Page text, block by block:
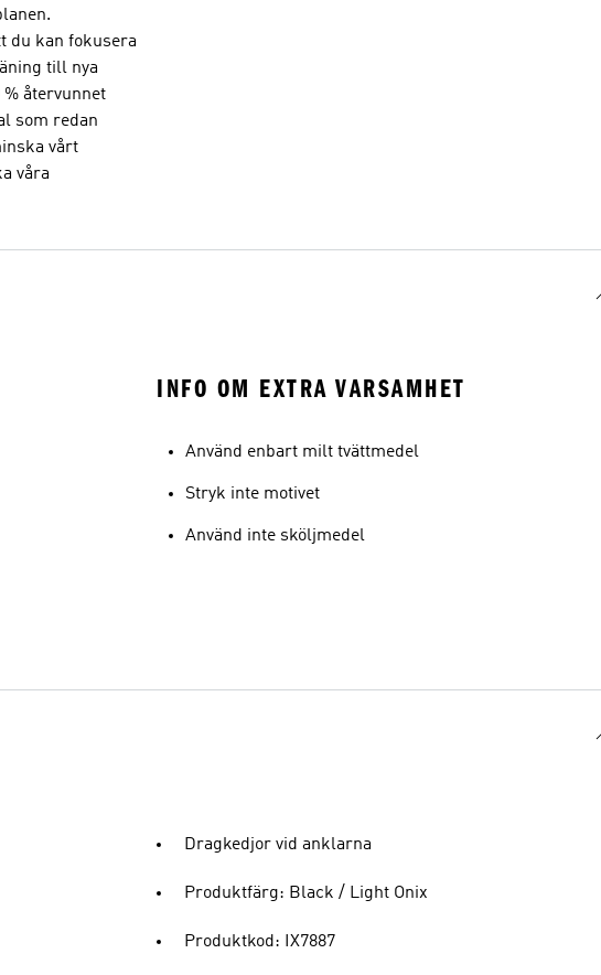
du kan fokusera
till nya
återvunnet
som redan
vårt
våra
INFO OM EXTRA VARSAMHET
Använd enbart milt tvättmedel
Stryk inte motivet
Använd inte sköljmedel
Dragkedjor vid anklarna
Produktfärg: Black / Light Onix
Produktkod: IX7887